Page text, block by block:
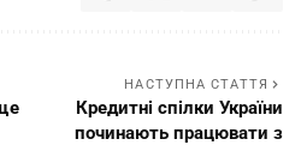
НАСТУПНА СТАТТЯ
Кредитні спілки України
починають працювати з